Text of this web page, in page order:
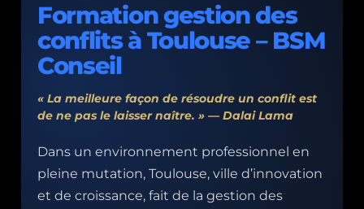
Formation gestion des
conflits à Toulouse – BSM
Conseil
« La meilleure façon de résoudre un conflit est
de ne pas le laisser naître. » — Dalai Lama
Dans un environnement professionnel en
pleine mutation, Toulouse, ville d’innovation
et de croissance, fait de la gestion des